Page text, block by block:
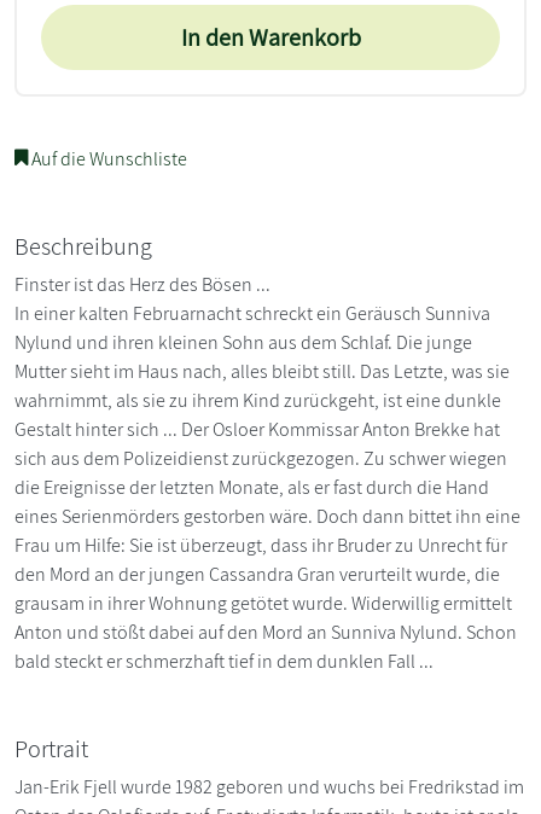
In den Warenkorb
Auf die Wunschliste
Beschreibung
Finster ist das Herz des Bösen ...
In einer kalten Februarnacht schreckt ein Geräusch Sunniva
Nylund und ihren kleinen Sohn aus dem Schlaf. Die junge
Mutter sieht im Haus nach, alles bleibt still. Das Letzte, was sie
wahrnimmt, als sie zu ihrem Kind zurückgeht, ist eine dunkle
Gestalt hinter sich ... Der Osloer Kommissar Anton Brekke hat
sich aus dem Polizeidienst zurückgezogen. Zu schwer wiegen
die Ereignisse der letzten Monate, als er fast durch die Hand
eines Serienmörders gestorben wäre. Doch dann bittet ihn eine
Frau um Hilfe: Sie ist überzeugt, dass ihr Bruder zu Unrecht für
den Mord an der jungen Cassandra Gran verurteilt wurde, die
grausam in ihrer Wohnung getötet wurde. Widerwillig ermittelt
Anton und stößt dabei auf den Mord an Sunniva Nylund. Schon
bald steckt er schmerzhaft tief in dem dunklen Fall ...
Portrait
Jan-Erik Fjell wurde 1982 geboren und wuchs bei Fredrikstad im